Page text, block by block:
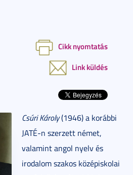
Cikk nyomtatás
Link küldés
Csúri Károly(1946) a korábbi
JATÉ-n szerzett német,
valamint angol nyelv és
irodalom szakos középiskolai